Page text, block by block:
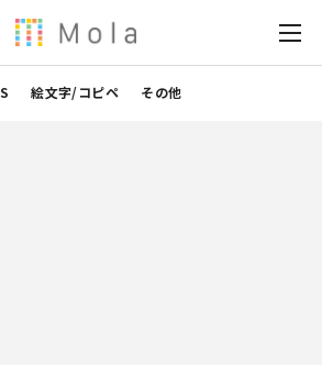
絵文字/コピペ その他